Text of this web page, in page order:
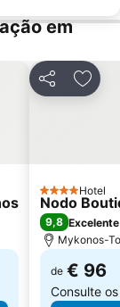
em
Partilhar
4 Estrelas
Hotel
Nodo
9,8 Excelente
Mykonos-
de € 96
Consulte